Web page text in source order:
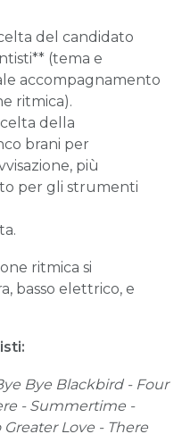
del candidato
(tema e
accompagnamento
ritmica).
della
brani per
più
per gli strumenti
ritmica si
basso elettrico, e
Bye Blackbird - Four
- Summertime -
Greater Love - There